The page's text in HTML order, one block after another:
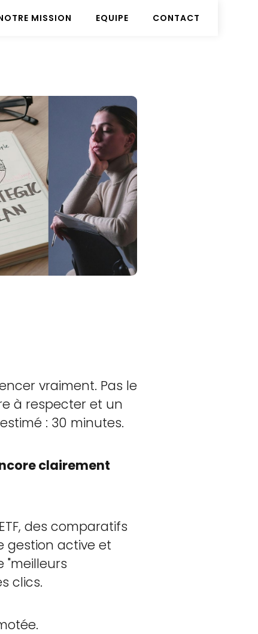
EQUIPE CONTACT
MISSION
vraiment. Pas le
à respecter et un
: 30 minutes.
clairement
des comparatifs
gestion active et
"meilleurs
clics.